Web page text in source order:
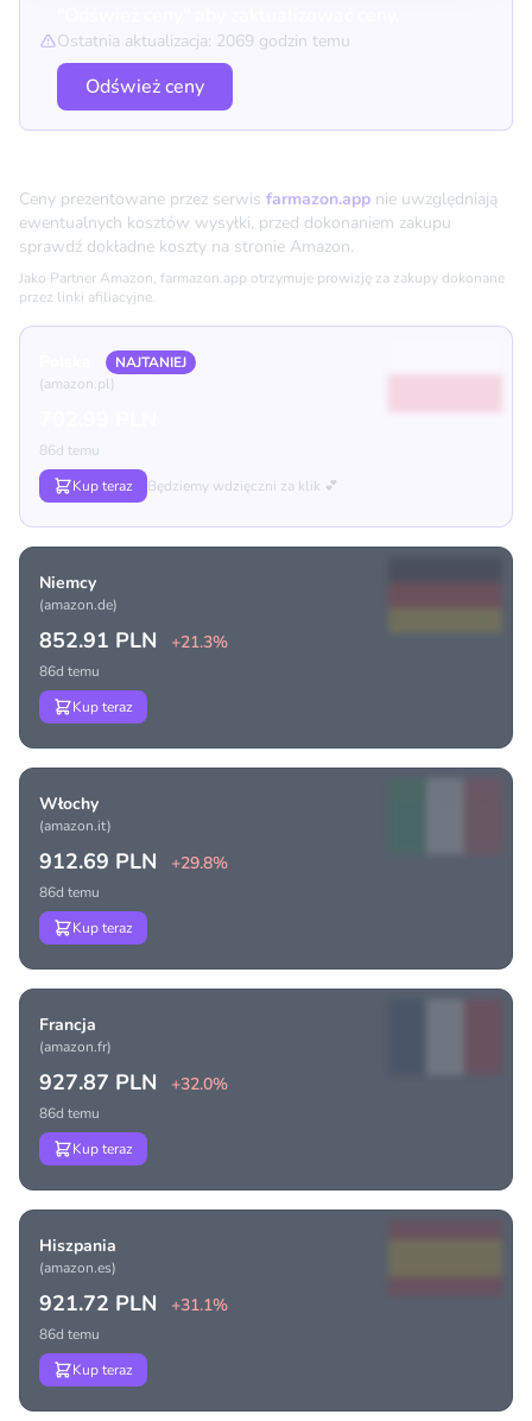
Ostatnia aktualizacja: 2069 godzin temu
Odśwież ceny
Ceny prezentowane przez serwis farmazon.app nie uwzględniają
ewentualnych kosztów wysyłki, przed dokonaniem zakupu
sprawdź dokładne koszty na stronie Amazon.
Jako Partner Amazon, farmazon.app otrzymuje prowizję za zakupy dokonane
przez linki afiliacyjne.
NAJTANIEJ
(amazon.pl)
86d temu
Kup teraz
Będziemy wdzięczni za klik 💕
Niemcy
(amazon.de)
852.91 PLN +21.3%
86d temu
Kup teraz
Włochy
(amazon.it)
912.69 PLN +29.8%
86d temu
Kup teraz
Francja
(amazon.fr)
927.87 PLN +32.0%
86d temu
Kup teraz
Hiszpania
(amazon.es)
921.72 PLN +31.1%
86d temu
Kup teraz